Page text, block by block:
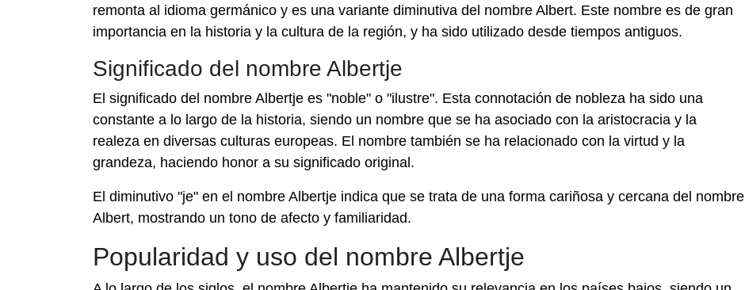
remonta al idioma germánico y es una variante diminutiva del nombre Albert. Este nombre es de gran
importancia en la historia y la cultura de la región, y ha sido utilizado desde tiempos antiguos.
Significado del nombre Albertje
El significado del nombre Albertje es "noble" o "ilustre". Esta connotación de nobleza ha sido una
constante a lo largo de la historia, siendo un nombre que se ha asociado con la aristocracia y la
realeza en diversas culturas europeas. El nombre también se ha relacionado con la virtud y la
grandeza, haciendo honor a su significado original.
El diminutivo "je" en el nombre Albertje indica que se trata de una forma cariñosa y cercana del nombre
Albert, mostrando un tono de afecto y familiaridad.
Popularidad y uso del nombre Albertje